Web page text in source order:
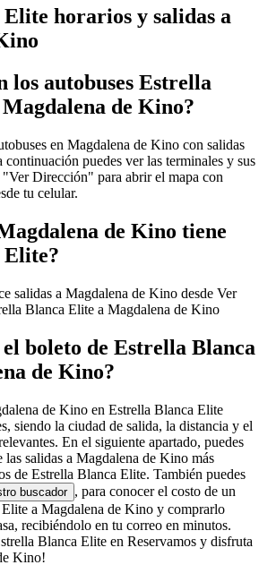
horarios y salidas a
los autobuses Estrella
de Kino?
en Magdalena de Kino con salidas
puedes ver las terminales y sus
Dirección" para abrir el mapa con
tu celular.
de Kino tiene
Elite?
salidas a Magdalena de Kino desde Ver
Blanca Elite a Magdalena de Kino
el boleto de Estrella Blanca
de Kino?
de Kino en Estrella Blanca Elite
siendo la ciudad de salida, la distancia y el
En el siguiente apartado, puedes
las salidas a Magdalena de Kino más
de Estrella Blanca Elite. También puedes
buscador , para conocer el costo de un
a Magdalena de Kino y comprarlo
recibiéndolo en tu correo en minutos.
Blanca Elite en Reservamos y disfruta
Kino!